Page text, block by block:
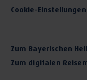
Cookie-
Zum Bayerischen
Zum digitalen